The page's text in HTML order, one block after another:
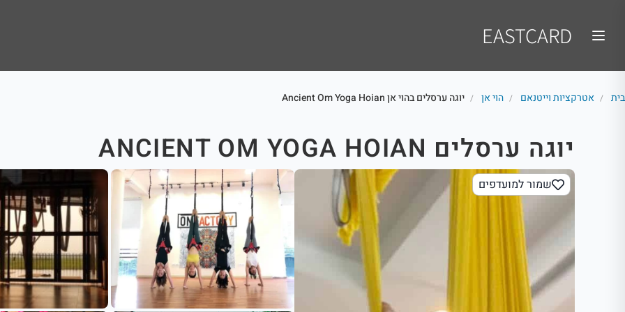
EASTCARD
בית / אטרקציות וייטנאם / הוי אן / יוגה ערסלים בהוי אן Ancient Om Yoga Hoian
יוגה ערסלים ANCIENT OM YOGA HOIAN
שמור למועדפים